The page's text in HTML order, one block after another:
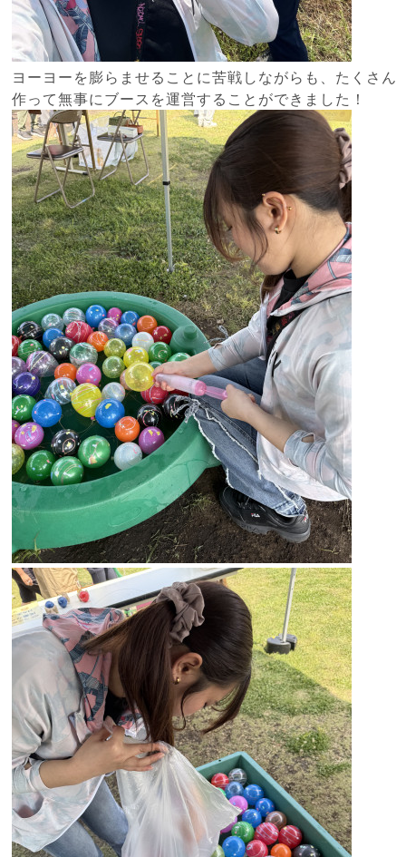
ヨーヨーを膨らませることに苦戦しながらも、たくさん
作って無事にブースを運営することができました！